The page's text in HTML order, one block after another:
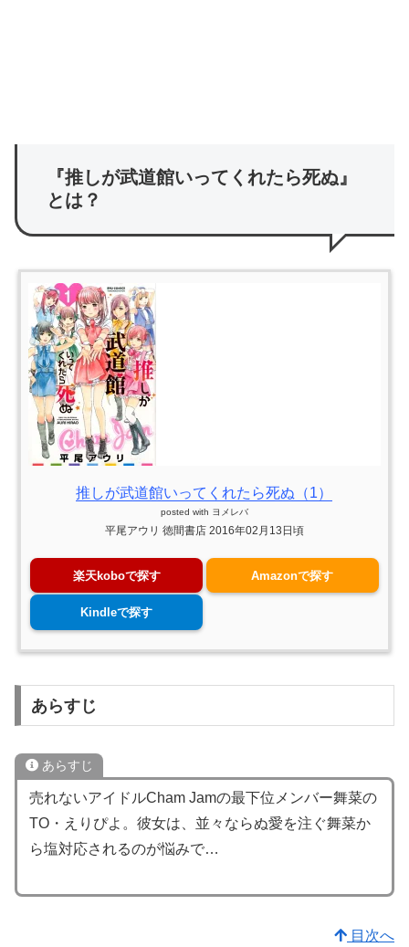
『推しが武道館いってくれたら死ぬ』
とは？
推しが武道館いってくれたら死ぬ（1）
posted with ヨメレバ
平尾アウリ 徳間書店 2016年02月13日頃
楽天koboで探す Amazonで探す
Kindleで探す
あらすじ
あらすじ
売れないアイドルCham Jamの最下位メンバー舞菜の
TO・えりぴよ。彼女は、並々ならぬ愛を注ぐ舞菜か
ら塩対応されるのが悩みで…
目次へ